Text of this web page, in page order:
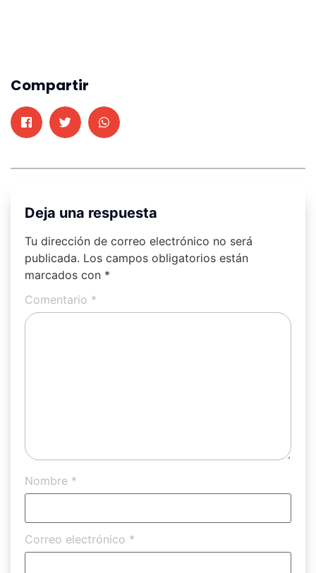
Compartir
Deja una respuesta
Tu dirección de correo electrónico no será
publicada. Los campos obligatorios están
marcados con *
Comentario *
Nombre *
Correo electrónico *